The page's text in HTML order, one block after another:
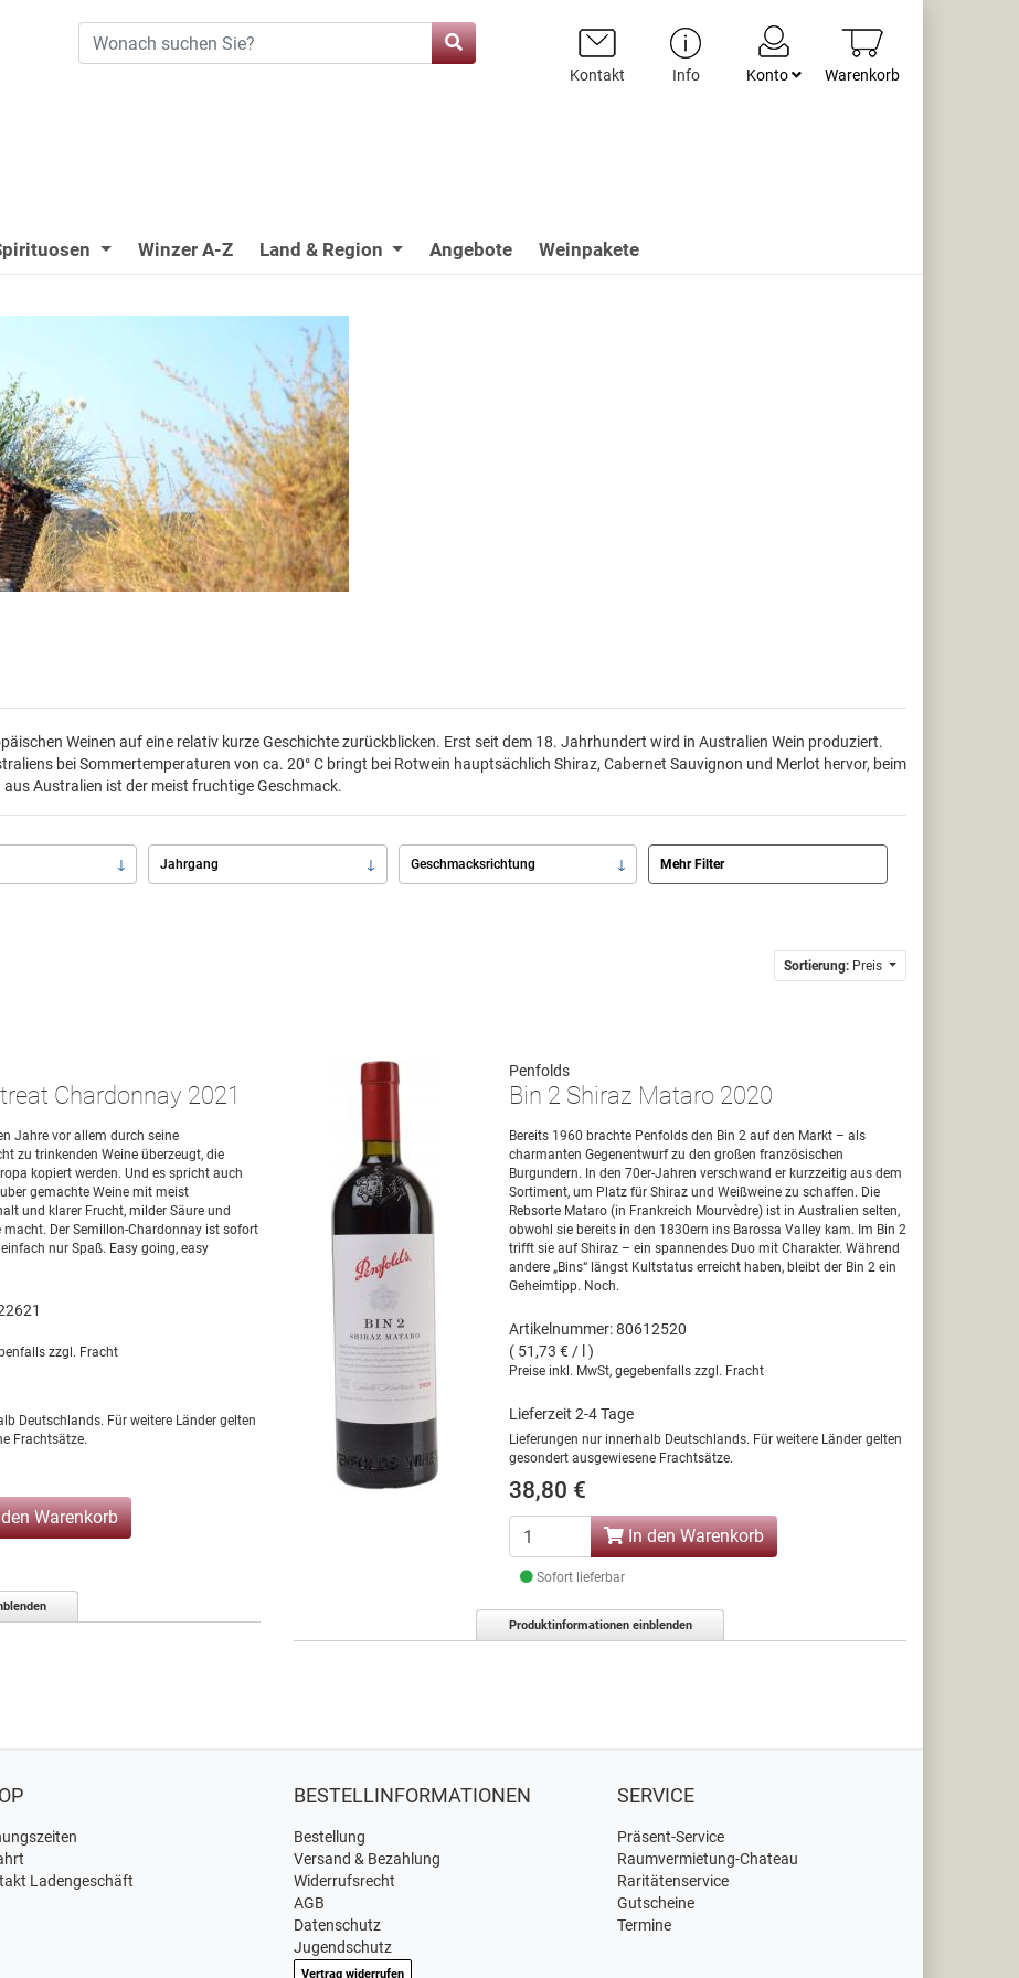
Warenkorb
Konto
Info
Kontakt
Winzer A-Z Land & Region Angebote Weinpakete
Weinen auf eine relativ kurze Geschichte zurückblicken. Erst seit dem 18. Jahrhundert wird in Australien Wein produziert.
bei Sommertemperaturen von ca. 20° C bringt bei Rotwein hauptsächlich Shiraz, Cabernet Sauvignon und Merlot hervor, beim
Australien ist der meist fruchtige Geschmack.
Jahrgang Geschmacksrichtung Mehr Filter
Sortierung: Preis
Chardonnay 2021
Jahre vor allem durch seine
zu trinkenden Weine überzeugt, die
kopiert werden. Und es spricht auch
gemachte Weine mit meist
und klarer Frucht, milder Säure und
macht. Der Semillon-Chardonnay ist sofort
nur Spaß. Easy going, easy
zzgl. Fracht
Deutschlands. Für weitere Länder gelten
Frachtsätze.
Warenkorb
Penfolds
Bin 2 Shiraz Mataro 2020
Bereits 1960 brachte Penfolds den Bin 2 auf den Markt – als
charmanten Gegenentwurf zu den großen französischen
Burgundern. In den 70er-Jahren verschwand er kurzzeitig aus dem
Sortiment, um Platz für Shiraz und Weißweine zu schaffen. Die
Rebsorte Mataro (in Frankreich Mourvèdre) ist in Australien selten,
obwohl sie bereits in den 1830ern ins Barossa Valley kam. Im Bin 2
trifft sie auf Shiraz – ein spannendes Duo mit Charakter. Während
andere „Bins“ längst Kultstatus erreicht haben, bleibt der Bin 2 ein
Geheimtipp. Noch.
Artikelnummer: 80612520
( 51,73 € / l )
Preise inkl. MwSt, gegebenfalls zzgl. Fracht
Lieferzeit 2-4 Tage
Lieferungen nur innerhalb Deutschlands. Für weitere Länder gelten
gesondert ausgewiesene Frachtsätze.
38,80 €
In den Warenkorb
Sofort lieferbar
Produktinformationen einblenden
Ladengeschäft
BESTELLINFORMATIONEN
Bestellung
Versand & Bezahlung
Widerrufsrecht
AGB
Datenschutz
Jugendschutz
Vertrag widerrufen
SERVICE
Präsent-Service
Raumvermietung-Chateau
Raritätenservice
Gutscheine
Termine